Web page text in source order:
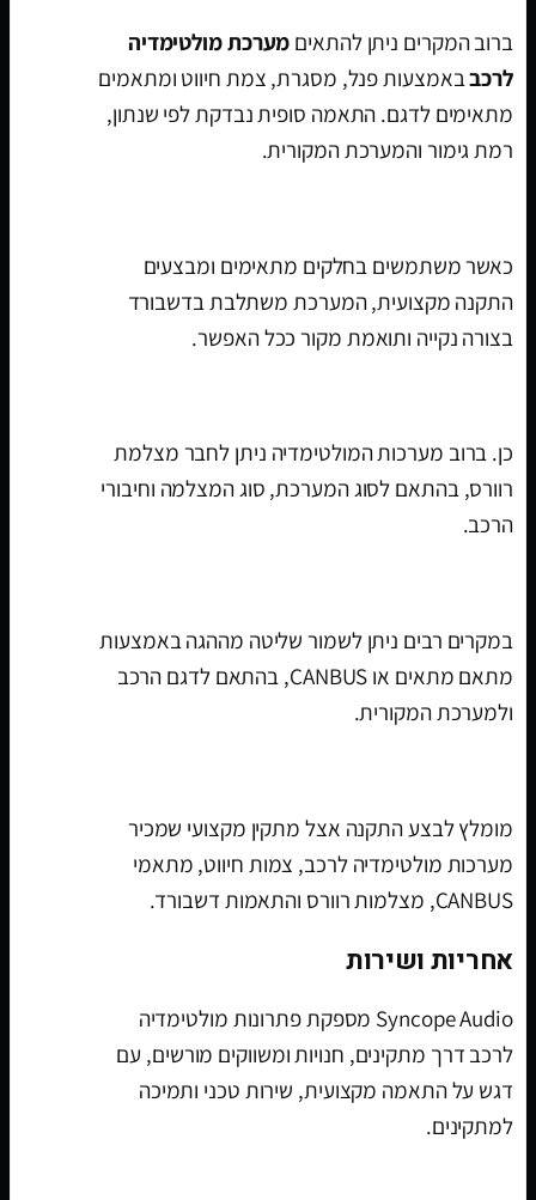
ברוב המקרים ניתן להתאים מערכת מולטימדיה
לרכבבאמצעות פנל, מסגרת, צמת חיווט ומתאמים
מתאימים לדגם. התאמה סופית נבדקת לפי שנתון,
רמת גימור והמערכת המקורית.
כאשר משתמשים בחלקים מתאימים ומבצעים
התקנה מקצועית, המערכת משתלבת בדשבורד
בצורה נקייה ותואמת מקור ככל האפשר.
כן. ברוב מערכות המולטימדיה ניתן לחבר מצלמת
רוורס, בהתאם לסוג המערכת, סוג המצלמה וחיבורי
הרכב.
במקרים רבים ניתן לשמור שליטה מההגה באמצעות
מתאם מתאים או CANBUS, בהתאם לדגם הרכב
ולמערכת המקורית.
מומלץ לבצע התקנה אצל מתקין מקצועי שמכיר
מערכות מולטימדיה לרכב, צמות חיווט, מתאמי
CANBUS, מצלמות רוורס והתאמות דשבורד.
אחריות ושירות
Syncope Audio מספקת פתרונות מולטימדיה
לרכב דרך מתקינים, חנויות ומשווקים מורשים, עם
דגש על התאמה מקצועית, שירות טכני ותמיכה
למתקינים.